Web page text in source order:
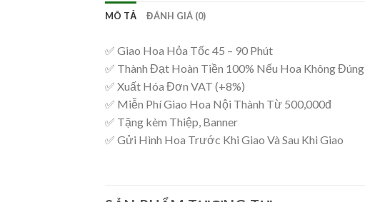
MÔ TẢ ĐÁNH GIÁ (0)
✅ Giao Hoa Hỏa Tốc 45 – 90 Phút
✅ Thành Đạt Hoàn Tiền 100% Nếu Hoa Không Đúng
✅ Xuất Hóa Đơn VAT (+8%)
✅ Miễn Phí Giao Hoa Nội Thành Từ 500,000đ
✅ Tặng kèm Thiệp, Banner
✅ Gửi Hình Hoa Trước Khi Giao Và Sau Khi Giao